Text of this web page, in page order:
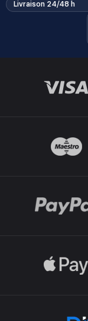
Livraison 24/48 h